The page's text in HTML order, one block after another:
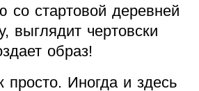
со стартовой деревней
выглядит чертовски
образ!
просто. Иногда и здесь